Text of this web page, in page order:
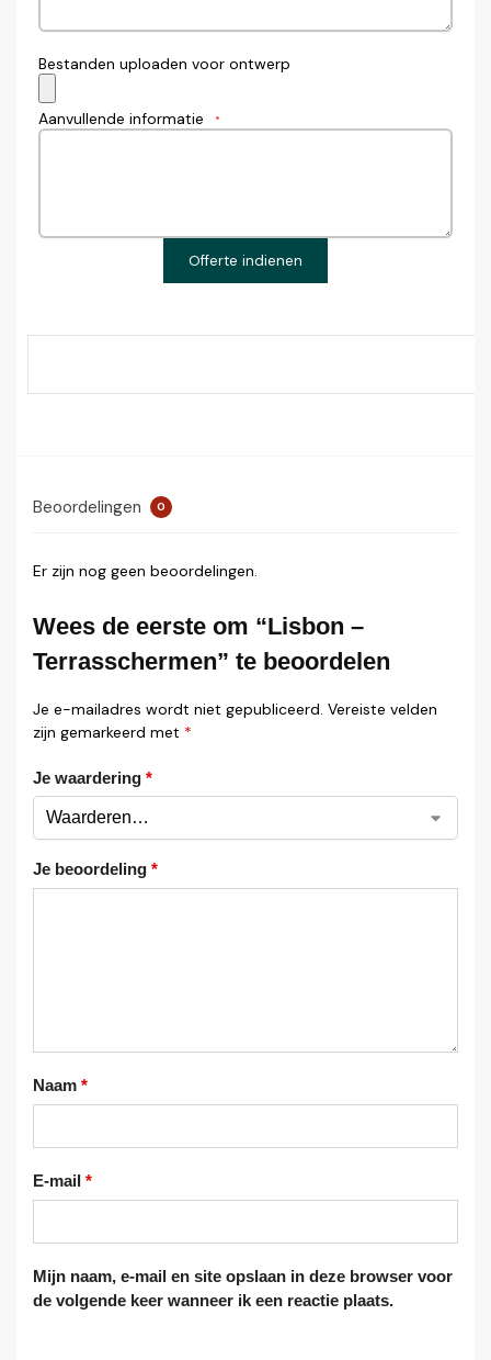
Bestanden uploaden voor ontwerp
Aanvullende informatie *
Offerte indienen
Beoordelingen 0
Er zijn nog geen beoordelingen.
Wees de eerste om “Lisbon –
Terrasschermen” te beoordelen
Je e-mailadres wordt niet gepubliceerd. Vereiste velden
zijn gemarkeerd met *
Je waardering *
Je beoordeling *
Naam *
E-mail *
Mijn naam, e-mail en site opslaan in deze browser voor
de volgende keer wanneer ik een reactie plaats.